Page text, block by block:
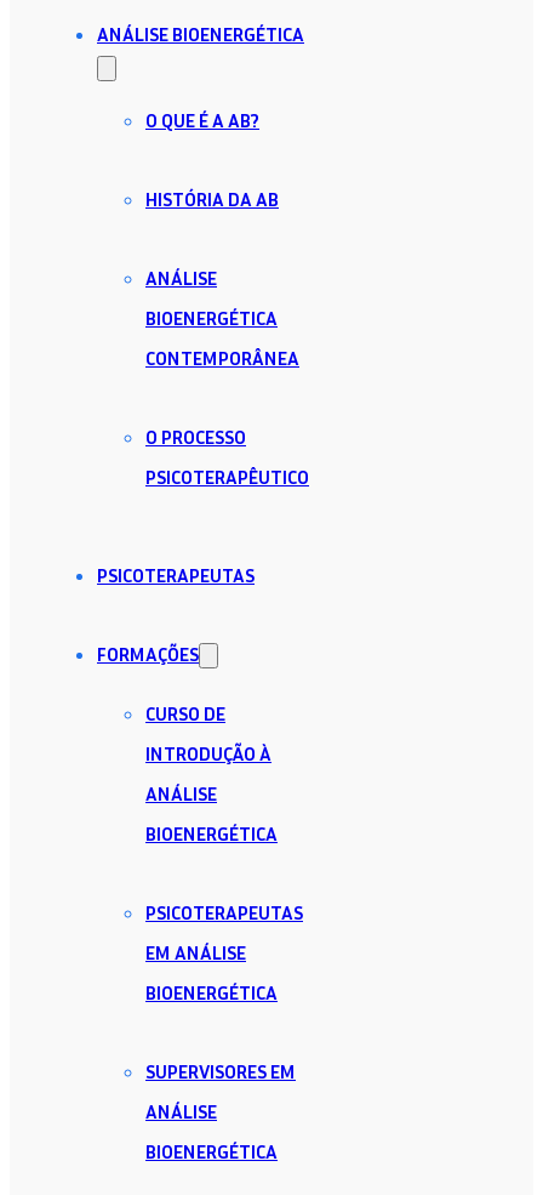
ANÁLISE BIOENERGÉTICA
O QUE É A AB?
HISTÓRIA DA AB
ANÁLISE
BIOENERGÉTICA
CONTEMPORÂNEA
O PROCESSO
PSICOTERAPÊUTICO
PSICOTERAPEUTAS
FORMAÇÕES
CURSO DE
INTRODUÇÃO À
ANÁLISE
BIOENERGÉTICA
PSICOTERAPEUTAS
EM ANÁLISE
BIOENERGÉTICA
SUPERVISORES EM
ANÁLISE
BIOENERGÉTICA